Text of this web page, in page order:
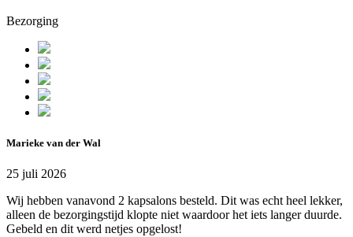
Bezorging
Marieke van der Wal
25 juli 2026
Wij hebben vanavond 2 kapsalons besteld. Dit was echt heel lekker,
alleen de bezorgingstijd klopte niet waardoor het iets langer duurde.
Gebeld en dit werd netjes opgelost!